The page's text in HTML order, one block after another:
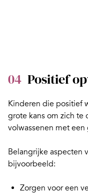
04 Positief
Kinderen die positief
grote kans om zich
volwassenen met
Belangrijke aspecten
bijvoorbeeld:
Zorgen voor een